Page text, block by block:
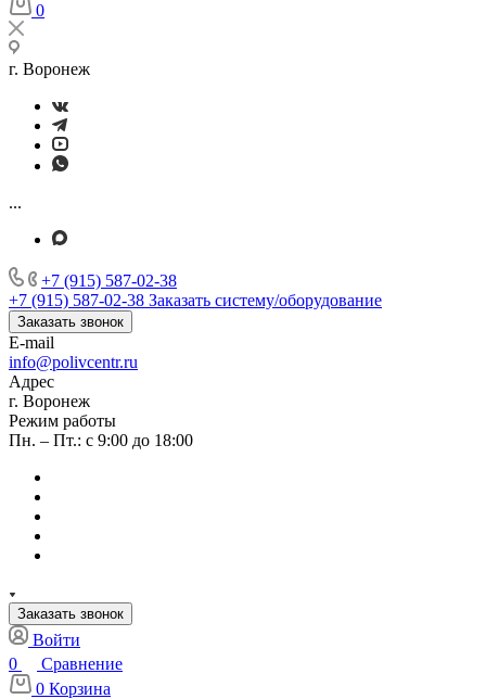
0
г. Воронеж
...
+7 (915) 587-02-38
+7 (915) 587-02-38 Заказать систему/оборудование
Заказать звонок
E-mail
info@polivcentr.ru
Адрес
г. Воронеж
Режим работы
Пн. – Пт.: с 9:00 до 18:00
Заказать звонок
Войти
0
Сравнение
0 Корзина